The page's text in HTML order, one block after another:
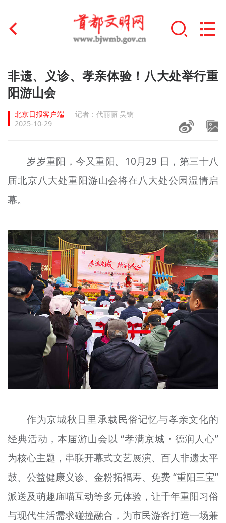
首页
文明创建
文明实践
未成年人思想道德建设
榜样人物
+
文明评论
北京宣传文化引导基金
宣传思想文化人才
专题
+
非遗、义诊、孝亲体验！八大处举行重
阳游山会
北京日报客户端
记者：代丽丽 吴镝
2025-10-29
岁岁重阳，今又重阳。10月29 日，第三十八
届北京八大处重阳游山会将在八大处公园温情启
幕。
作为京城秋日里承载民俗记忆与孝亲文化的
经典活动，本届游山会以 “孝满京城・德润人心”
为核心主题，串联开幕式文艺展演、百人非遗太平
鼓、公益健康义诊、金粉拓福寿、免费 “重阳三宝”
派送及萌趣庙喵互动等多元体验，让千年重阳习俗
与现代生活需求碰撞融合，为市民游客打造一场兼